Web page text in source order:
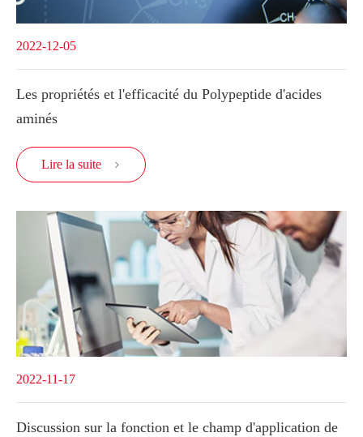
2022-12-05
Les propriétés et l'efficacité du Polypeptide d'acides
aminés
Lire la suite 
2022-11-17
Discussion sur la fonction et le champ d'application de